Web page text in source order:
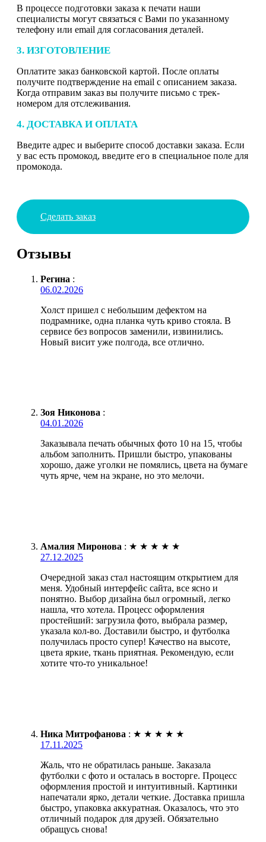
В процессе подготовки заказа к печати наши
специалисты могут связаться с Вами по указанному
телефону или email для согласования деталей.
3. ИЗГОТОВЛЕНИЕ
Оплатите заказ банковской картой. После оплаты
получите подтверждение на email с описанием заказа.
Когда отправим заказ вы получите письмо с трек-
номером для отслеживания.
4. ДОСТАВКА И ОПЛАТА
Введите адрес и выберите способ доставки заказа. Если
у вас есть промокод, введите его в специальное поле для
промокода.
Сделать заказ
Отзывы
Регина :
06.02.2026
Холст пришел с небольшим дефектом на
подрамнике, одна планка чуть криво стояла. В
сервисе без вопросов заменили, извинились.
Новый висит уже полгода, все отлично.
Зоя Никонова :
04.01.2026
Заказывала печать обычных фото 10 на 15, чтобы
альбом заполнить. Пришли быстро, упакованы
хорошо, даже уголки не помялись, цвета на бумаге
чуть ярче, чем на экране, но это мелочи.
Амалия Миронова : ★ ★ ★ ★ ★
27.12.2025
Очередной заказ стал настоящим открытием для
меня. Удобный интерфейс сайта, все ясно и
понятно. Выбор дизайна был огромный, легко
нашла, что хотела. Процесс оформления
простейший: загрузила фото, выбрала размер,
указала кол-во. Доставили быстро, и футболка
получилась просто супер! Качество на высоте,
цвета яркие, ткань приятная. Рекомендую, если
хотите что-то уникальное!
Ника Митрофанова : ★ ★ ★ ★ ★
17.11.2025
Жаль, что не обратилась раньше. Заказала
футболки с фото и осталась в восторге. Процесс
оформления простой и интуитивный. Картинки
напечатали ярко, детали четкие. Доставка пришла
быстро, упаковка аккуратная. Оказалось, что это
отличный подарок для друзей. Обязательно
обращусь снова!